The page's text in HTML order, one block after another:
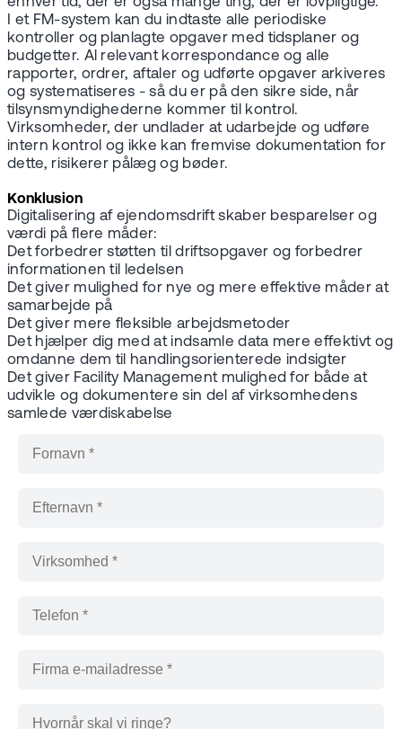
I et FM-system kan du indtaste alle periodiske
kontroller og planlagte opgaver med tidsplaner og
budgetter. Al relevant korrespondance og alle
rapporter, ordrer, aftaler og udførte opgaver arkiveres
og systematiseres - så du er på den sikre side, når
tilsynsmyndighederne kommer til kontrol.
Virksomheder, der undlader at udarbejde og udføre
intern kontrol og ikke kan fremvise dokumentation for
dette, risikerer pålæg og bøder.
Konklusion
Digitalisering af ejendomsdrift skaber besparelser og
værdi på flere måder:
Det forbedrer støtten til driftsopgaver og forbedrer
informationen til ledelsen
Det giver mulighed for nye og mere effektive måder at
samarbejde på
Det giver mere fleksible arbejdsmetoder
Det hjælper dig med at indsamle data mere effektivt og
omdanne dem til handlingsorienterede indsigter
Det giver Facility Management mulighed for både at
udvikle og dokumentere sin del af virksomhedens
samlede værdiskabelse